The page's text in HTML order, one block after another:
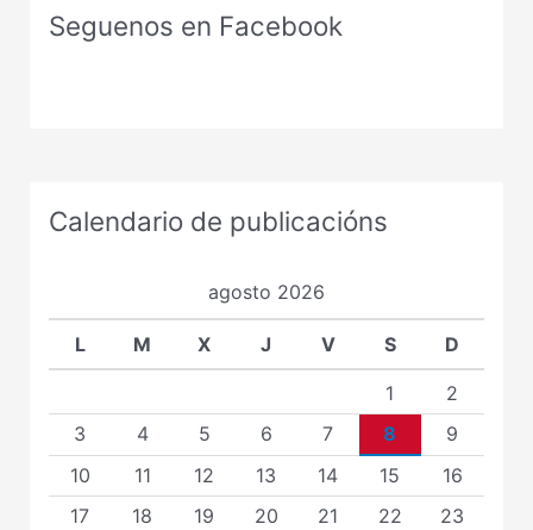
Seguenos en Facebook
Calendario de publicacións
agosto 2026
L M X J V S D
1
2
3
4 5 6 7 8
9
10
11 12 13 14 15
16
17
18 19 20 21 22
23